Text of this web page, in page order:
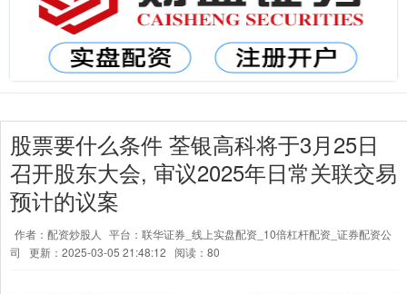
股票要什么条件 荃银高科将于3月25日
召开股东大会, 审议2025年日常关联交易
预计的议案
作者：配资炒股人
平台：联华证券_线上实盘配资_10倍杠杆配资_证券配资公
司
更新：2025-03-05 21:48:12 阅读：80